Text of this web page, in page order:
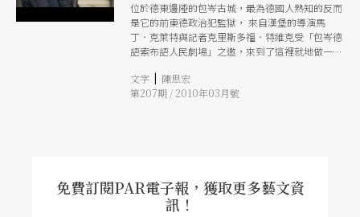
位於德東邊陲的包岑古城，最為德國人熟知的反而
是它的前東德政治犯監獄， 來自漢堡的導演馬
丁．克萊特與記者克里斯多福．特維克受「包岑德
語索布語人民劇場」之邀，來到了這裡就地做一齣
《安蒂岡妮》為題材，演出《安蒂岡妮在包岑：渴
望自由的訓練營》，透過戲劇的力量，讓德國人重
文字 | 陳思宏
第207期 / 2010年03月號
免費訂閱PAR電子報，獲取更多藝文資
訊！